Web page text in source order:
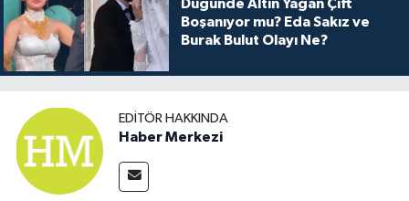
Düğünde Altın Yağan Çift
Boşanıyor mu? Eda Sakız ve
Burak Bulut Olayı Ne?
EDITÖR HAKKINDA
Haber Merkezi